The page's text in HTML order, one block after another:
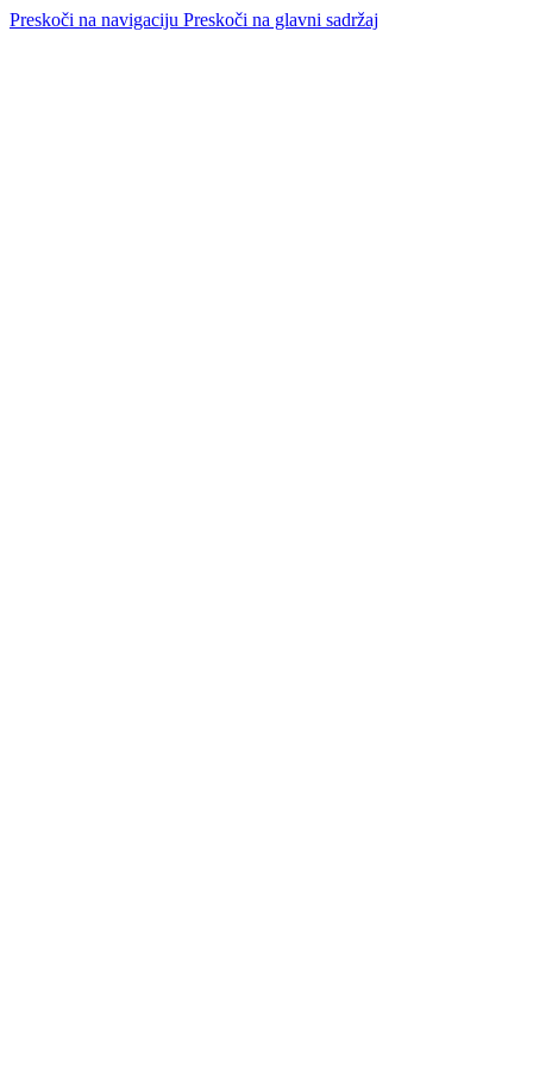
Preskoči na navigaciju Preskoči na glavni sadržaj